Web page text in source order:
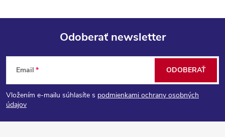
Z
á
p
Odoberať newsletter
Email
Vložením e-mailu súhlasíte s podmienkami ochrany osobných
údajov
ODOBERAŤ